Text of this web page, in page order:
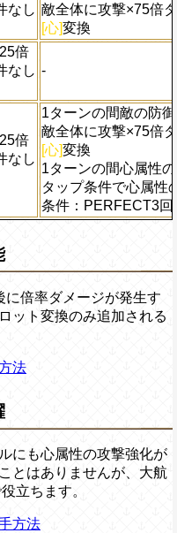
なし 敵全体に攻撃×75倍
[心]変換
倍
なし -
倍
なし
1ターンの間敵の防
敵全体に攻撃×75倍
[心]変換
1ターンの間心属性
タップ条件で心属性
条件：PERFECT3回
に倍率ダメージが発生す
ット変換のみ追加される
法
にも心属性の攻撃強化が
とはありませんが、大航
役立ちます。
方法